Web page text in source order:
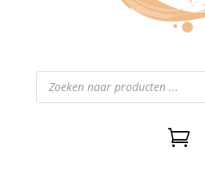
Producten
zoeken
